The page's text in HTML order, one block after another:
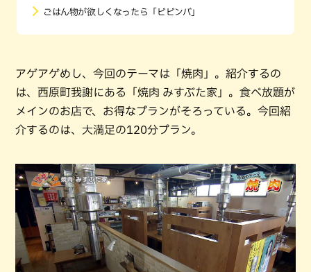
ごはん物が欲しくなったら「ビビンバ」
アゲアゲめし、今回のテーマは「焼肉」。紹介するの
は、西原町我謝にある「焼肉 みすぶた家」。食べ放題が
メインのお店で、お得なプランがそろっている。今回紹
介するのは、大満足の120分プラン。